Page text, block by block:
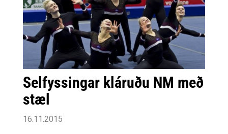
Selfyssingurinn Kristrún Steinþórsdóttir verið
valin í sem æfir vikuna 22.-29.
Selfyssingar kláruðu NM með
stæl
16.11.2015